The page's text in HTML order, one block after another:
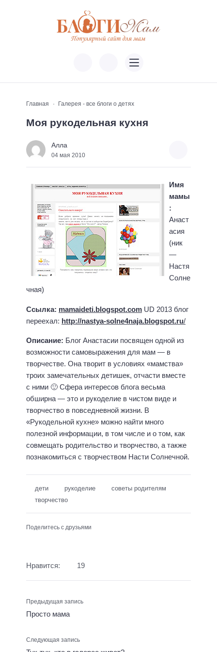
Главная Галерея - все блоги о детях
Моя рукодельная кухня
Алла
04 мая 2010
Имя
мамы
:
Анаст
асия
(ник
—
Настя
Солне
чная)
Ссылка: mamaideti.blogspot.com UD 2013 блог
переехал: http://nastya-solne4naja.blogspot.ru/
Описание: Блог Анастасии посвящен одной из
возможности самовыражения для мам — в
творчестве. Она творит в условиях «мамства»
троих замечательных детишек, отчасти вместе
с ними 🙂 Сфера интересов блога весьма
обширна — это и рукоделие в чистом виде и
творчество в повседневной жизни. В
«Рукодельной кухне» можно найти много
полезной информации, в том числе и о том, как
совмещать родительство и творчество, а также
познакомиться с творчеством Насти Солнечной.
дети рукоделие
советы родителям
творчество
Поделитесь с друзьями
Нравится: 19
Предыдущая запись
Просто мама
Следующая запись